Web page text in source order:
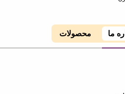
محصولات